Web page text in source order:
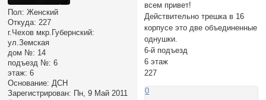
Пол: Женский
Откуда: 227
г.Чехов мкр.Губернский:
ул.Земская
дом №: 14
подъезд №: 6
этаж: 6
Основание: ДСН
Зарегистрирован: Пн, 9 Май 2011
всем привет!
Действительно трешка в 16
корпусе это две объединенные
однушки.
6-й подъезд
6 этаж
227
0